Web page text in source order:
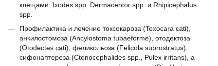
клещами: Ixodes spp. Dermacentor spp. и Rhipicephalus
spp.
Профилактика и лечение токсокароза (Toxocara cati),
анкилостомоза (Ancylostoma tubaeforme), отодектоза
(Otodectes cati), феликольоза (Felicola subrostratus),
сифонаптероза (Ctenocephalides spp., Pulex irritans), a